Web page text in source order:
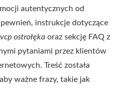
autentycznych od
instrukcje dotyczące
vcp ostrołęka oraz sekcję FAQ z
pytaniami przez klientów
Treść została
ważne frazy, takie jak